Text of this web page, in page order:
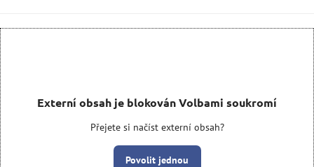
Externí obsah je blokován Volbami soukromí
Přejete si načíst externí obsah?
Povolit jednou